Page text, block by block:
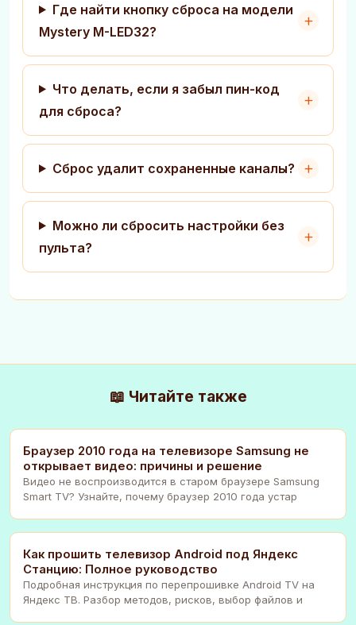
Где найти кнопку сброса на модели
Mystery M-LED32?
Что делать, если я забыл пин-код
для сброса?
Сброс удалит сохраненные каналы?
Можно ли сбросить настройки без
пульта?
📖 Читайте также
Браузер 2010 года на телевизоре Samsung не
открывает видео: причины и решение
Видео не воспроизводится в старом браузере Samsung
Smart TV? Узнайте, почему браузер 2010 года устар
Как прошить телевизор Android под Яндекс
Станцию: Полное руководство
Подробная инструкция по перепрошивке Android TV на
Яндекс ТВ. Разбор методов, рисков, выбор файлов и